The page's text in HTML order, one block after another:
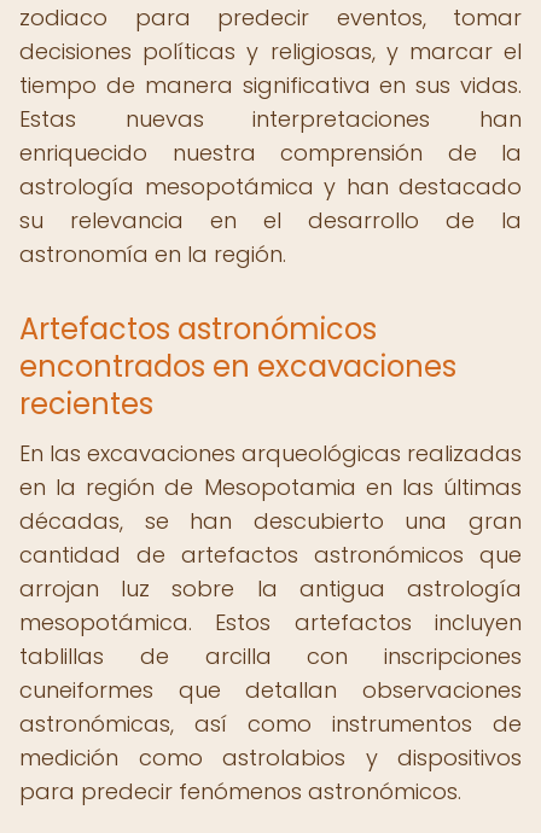
zodiaco para predecir eventos, tomar
decisiones políticas y religiosas, y marcar el
tiempo de manera significativa en sus vidas.
Estas nuevas interpretaciones han
enriquecido nuestra comprensión de la
astrología mesopotámica y han destacado
su relevancia en el desarrollo de la
astronomía en la región.
Artefactos astronómicos
encontrados en excavaciones
recientes
En las excavaciones arqueológicas realizadas
en la región de Mesopotamia en las últimas
décadas, se han descubierto una gran
cantidad de artefactos astronómicos que
arrojan luz sobre la antigua astrología
mesopotámica. Estos artefactos incluyen
tablillas de arcilla con inscripciones
cuneiformes que detallan observaciones
astronómicas, así como instrumentos de
medición como astrolabios y dispositivos
para predecir fenómenos astronómicos.